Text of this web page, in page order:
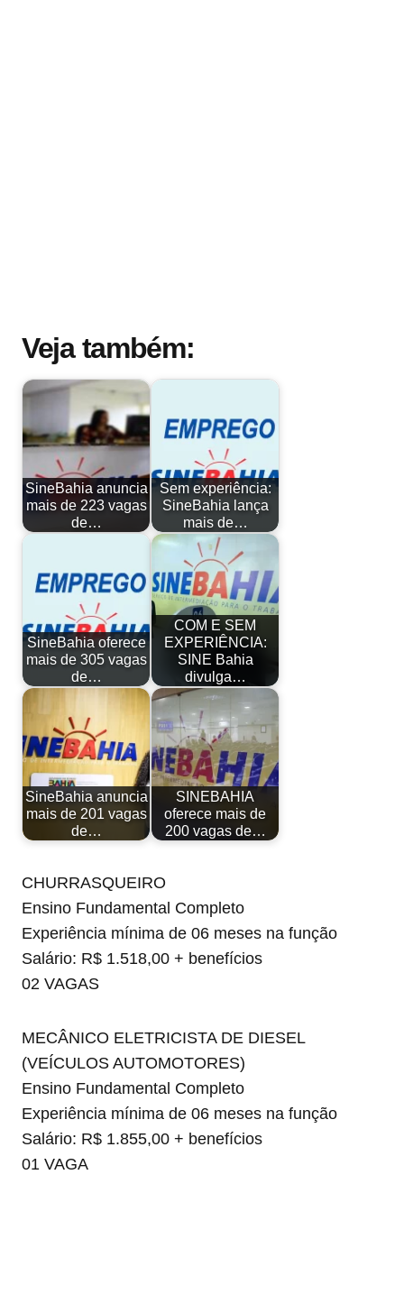
Veja também:
SineBahia anuncia
mais de 223 vagas
de…
Sem experiência:
SineBahia lança
mais de…
SineBahia oferece
mais de 305 vagas
de…
COM E SEM
EXPERIÊNCIA:
SINE Bahia
divulga…
SineBahia anuncia
mais de 201 vagas
de…
SINEBAHIA
oferece mais de
200 vagas de…
CHURRASQUEIRO
Ensino Fundamental Completo
Experiência mínima de 06 meses na função
Salário: R$ 1.518,00 + benefícios
02 VAGAS
MECÂNICO ELETRICISTA DE DIESEL
(VEÍCULOS AUTOMOTORES)
Ensino Fundamental Completo
Experiência mínima de 06 meses na função
Salário: R$ 1.855,00 + benefícios
01 VAGA